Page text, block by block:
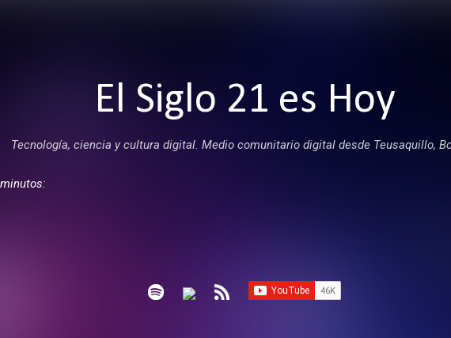
El Siglo 21 es Hoy
Tecnología, ciencia y cultura digital. Medio comunitario digital desde Teusaquillo,